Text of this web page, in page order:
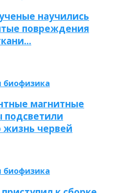
научились
повреждения
биофизика
магнитные
червей
биофизика